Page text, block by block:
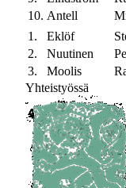
10. Antell
1.
Eklöf
2.
Nuutinen
3.
Moolis
Yhteistyössä